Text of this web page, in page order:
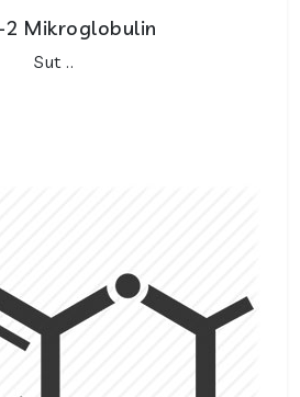
2 Mikroglobulin
Sut ..